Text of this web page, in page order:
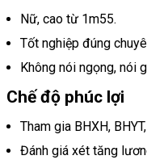
Nữ, cao từ 1m55.
Tốt nghiệp đúng
Không nói ngọng, nói
Chế độ phúc lợi
Tham gia BHXH,
Đánh giá xét tăng